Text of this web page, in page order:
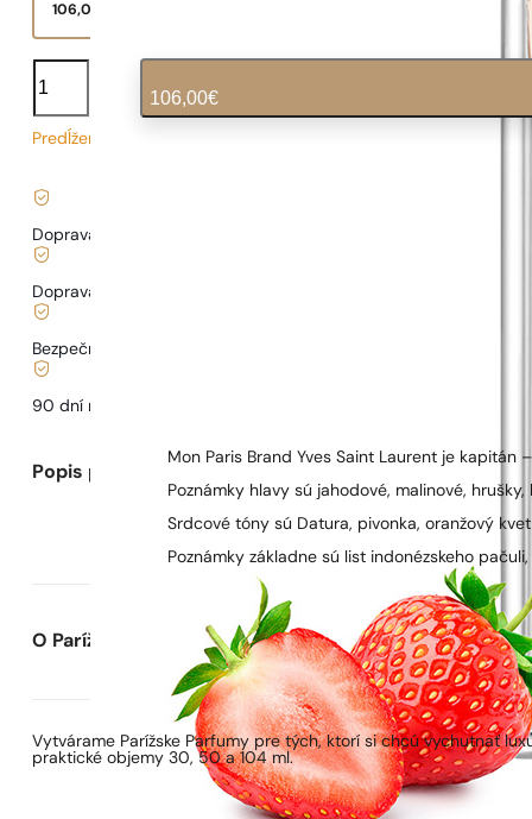
106,00
množstvo
Mon
Paris
106,00€
Predĺžený čas dodania
Doprava zadarmo od
Doprava od
Bezpečné nakupovanie a platby
90 dní na
Popis parfumu
Mon Paris Brand Yves Saint Laurent je
Poznámky hlavy sú jahodové, malinové,
Srdcové tóny sú Datura, pivonka, oranžový
Poznámky základne sú list indonézskeho
O Parížskych Parfumoch
Vytvárame Parížske Parfumy pre tých, ktorí si chcú vychutnať
praktické objemy 30, 50 a 104 ml.